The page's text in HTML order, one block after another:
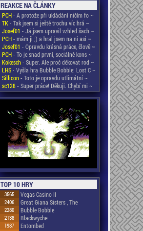
REAKCE NA ČLÁNKY
PCH- A protože při ukládání ničím fo ~
TK- Tak jsem si ještě trochu víc hrá ~
Josef01 - Já jsem upravil vzhled šach ~
PCH- mám ji ;) a hral jsem na ni asi ~
Josef01 - Opravdu krásná práce, člově ~
PCH- To je snad první, sociálně kons ~
Kokesch- Super. Ale proč děkovat rod ~
LHS- Vyšla hra Bubble Bobble: Lost C ~
Sillicon- Toto je opravdu utlimátní ~
sc128- Super práce! Děkuji. Chybí mi ~
TOP 10 HRY
3565 Vegas Casino II
2406 Great Giana Sisters , The
2280 Bubble Bobble
2138 Blackwyche
1987 Entombed